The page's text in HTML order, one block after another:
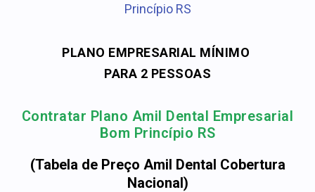
Princípio RS
PLANO EMPRESARIAL MÍNIMO
PARA 2 PESSOAS
Contratar Plano Amil Dental Empresarial
Bom Princípio RS
(Tabela de Preço Amil Dental Cobertura
Nacional)